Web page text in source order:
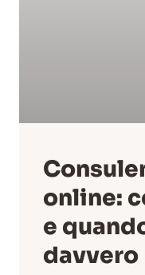
online:
e
davvero